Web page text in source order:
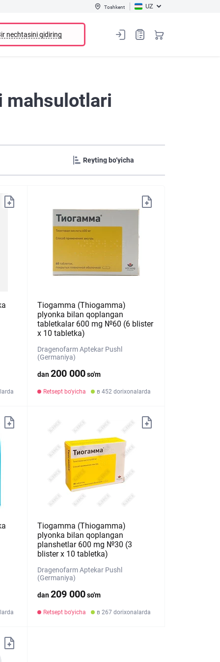
Toshkent UZ
nechtasini qidiring
mahsulotlari
Tiogamma (Thiogamma)
plyonka bilan qoplangan
tabletkalar 600 mg №60 (6 blister
х 10 tabletka)
Dragenofarm Aptekar Pushl
(Germaniya)
dan200 000so'm
Retsept bo'yicha в 452 dorixonalarda
Tiogamma (Thiogamma)
plyonka bilan qoplangan
planshetlar 600 mg №30 (3
blister х 10 tabletka)
Dragenofarm Aptekar Pushl
(Germaniya)
dan209 000so'm
Retsept bo'yicha в 267 dorixonalarda